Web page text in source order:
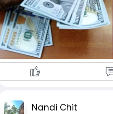
ြင်ပ ရွှေဈေးကွက်မှာတော့..
၆ ပဲရည် မီးလင်း
ောင်းစျေး 6,820,000
ယ်စျေး 6,770,000
၅ ပဲရည်
ယ်စျေး 6,360,000
Nandi Chit